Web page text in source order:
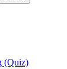
(Quiz)